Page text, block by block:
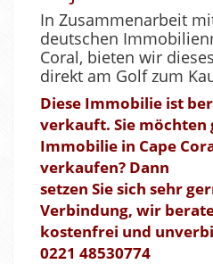
In Zusammenarbeit
deutschen
Coral, bieten wir
direkt am Golf zum
Diese Immobilie ist
verkauft. Sie möchten
Immobilie in Cape
verkaufen? Dann
setzen Sie sich sehr
Verbindung, wir
kostenfrei und
0221 48530774